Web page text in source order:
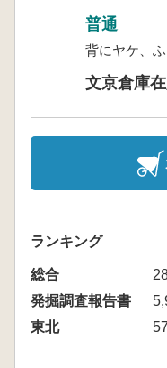
普通
背にヤケ、
文京倉庫
ランキング
総合
発掘調査報告書
東北